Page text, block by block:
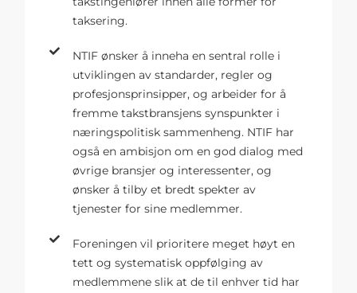
taksering.
NTIF ønsker å inneha en sentral rolle i
utviklingen av standarder, regler og
profesjonsprinsipper, og arbeider for å
fremme takstbransjens synspunkter i
næringspolitisk sammenheng. NTIF har
også en ambisjon om en god dialog med
øvrige bransjer og interessenter, og
ønsker å tilby et bredt spekter av
tjenester for sine medlemmer.
Foreningen vil prioritere meget høyt en
tett og systematisk oppfølging av
medlemmene slik at de til enhver tid har